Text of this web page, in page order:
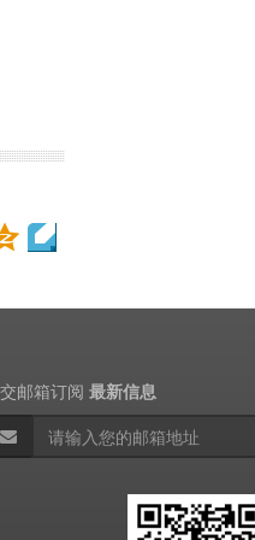
邮箱订阅 最新信息